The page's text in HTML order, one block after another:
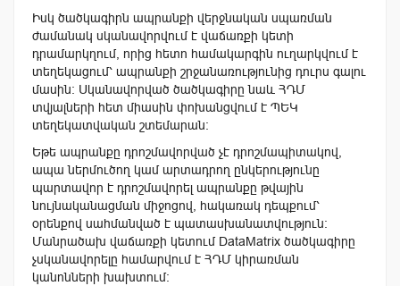
Իսկ ծածկագիրն ապրանքի վերջնական սպառման
ժամանակ սկանավորվում է վաճառքի կետի
դրամարկղում, որից հետո համակարգին ուղարկվում է
տեղեկացում՝ ապրանքի շրջանառությունից դուրս գալու
մասին։ Սկանավորված ծածկագիրը նաև ՀԴՄ
տվյալների հետ միասին փոխանցվում է ՊԵԿ
տեղեկատվական շտեմարան։
Եթե ապրանքը դրոշմավորված չէ դրոշմապիտակով,
ապա ներմուծող կամ արտադրող ընկերությունը
պարտավոր է դրոշմավորել ապրանքը թվային
նույնականացման միջոցով, հակառակ դեպքում՝
օրենքով սահմանված է պատասխանատվություն։
Մանրածախ վաճառքի կետում DataMatrix ծածկագիրը
չսկանավորելը համարվում է ՀԴՄ կիրառման
կանոնների խախտում։